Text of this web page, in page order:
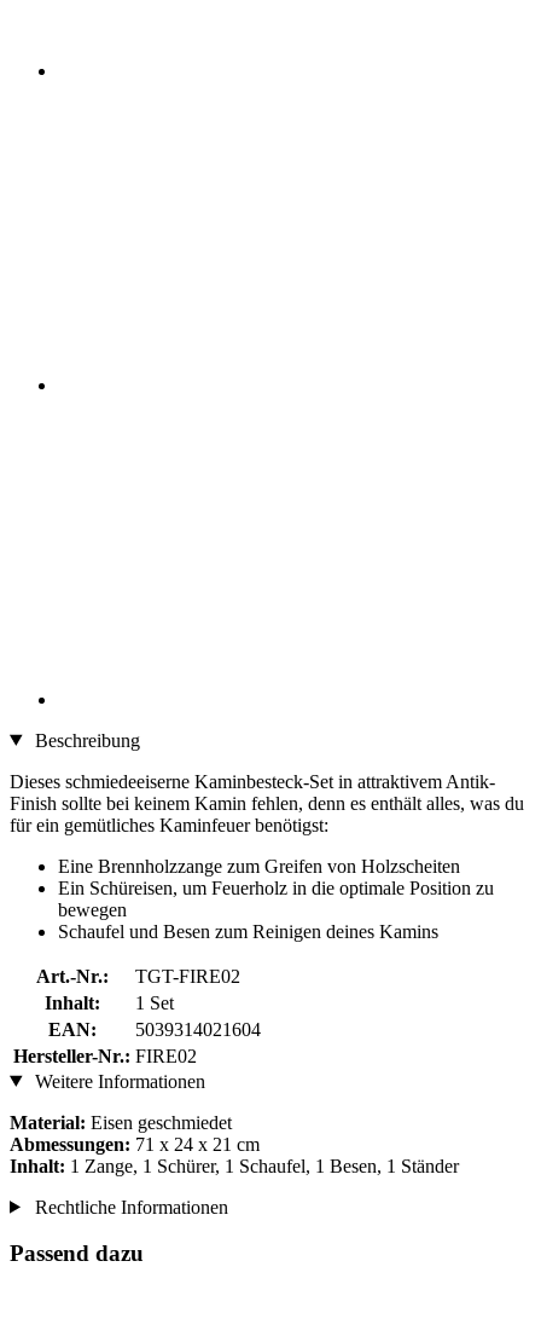
Beschreibung
Dieses schmiedeeiserne Kaminbesteck-Set in attraktivem Antik-
Finish sollte bei keinem Kamin fehlen, denn es enthält alles, was du
für ein gemütliches Kaminfeuer benötigst:
Eine Brennholzzange zum Greifen von Holzscheiten
Ein Schüreisen, um Feuerholz in die optimale Position zu
bewegen
Schaufel und Besen zum Reinigen deines Kamins
Art.-Nr.:
TGT-FIRE02
Inhalt:
1 Set
EAN:
5039314021604
Hersteller-Nr.: FIRE02
Weitere Informationen
Material: Eisen geschmiedet
Abmessungen: 71 x 24 x 21 cm
Inhalt: 1 Zange, 1 Schürer, 1 Schaufel, 1 Besen, 1 Ständer
Rechtliche Informationen
Passend dazu